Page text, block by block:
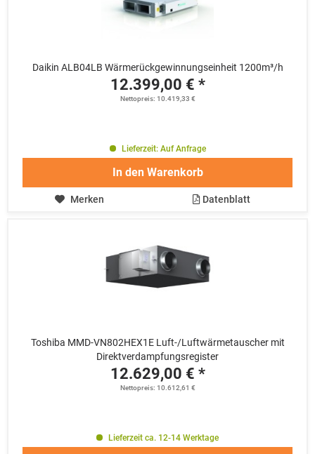
Daikin ALB04LB Wärmerückgewinnungseinheit 1200m³/h
12.399,00 € *
Nettopreis: 10.419,33 €
Lieferzeit: Auf Anfrage
In den Warenkorb
Merken Datenblatt
Toshiba MMD-VN802HEX1E Luft-/Luftwärmetauscher mit
Direktverdampfungsregister
12.629,00 € *
Nettopreis: 10.612,61 €
Lieferzeit ca. 12-14 Werktage